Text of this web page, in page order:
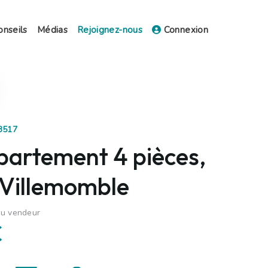
Médias Rejoignez-nous Connexion
4 pièces,
vendeur